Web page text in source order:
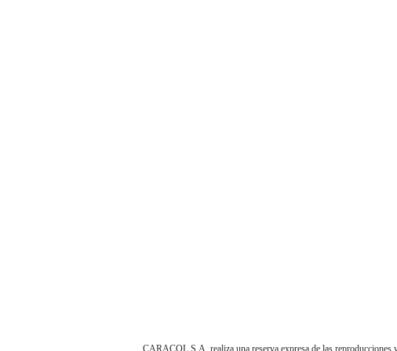
CARACOL S.A. realiza una reserva expresa de las reproducciones